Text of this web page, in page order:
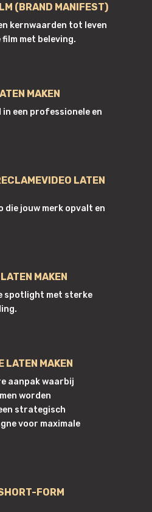
(BRAND MANIFEST)
kernwaarden tot leven
met beleving.
MAKEN
een professionele en
LATEN
die jouw merk opvalt en
MAKEN
spotlight met sterke
LATEN MAKEN
aanpak waarbij
worden
strategisch
voor maximale
FORM